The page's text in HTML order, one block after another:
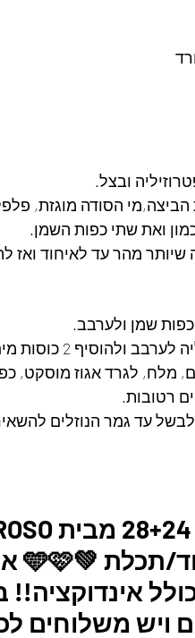
הביצה,מי הסודה מוגזת,
ואת שתי כפות השמן.
מהר עד לאיחוד ואז לתת
2 כוסות מים שרותחים.
מלח, לגרד אגוז מוסקט,
רטובות.
עד גמר הנוזלים